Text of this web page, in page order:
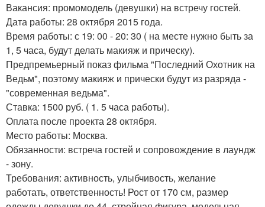
Вакансия: промомодель (девушки) на встречу гостей.
Дата работы: 28 октября 2015 года.
Время работы: с 19: 00 - 20: 30 ( на месте нужно быть за
1, 5 часа, будут делать макияж и прическу).
Предпремьерный показ фильма "Последний Охотник на
Ведьм", поэтому макияж и прически будут из разряда -
"современная ведьма".
Ставка: 1500 руб. ( 1. 5 часа работы).
Оплата после проекта 28 октября.
Место работы: Москва.
Обязанности: встреча гостей и сопровождение в лаундж
- зону.
Требования: активность, улыбчивость, желание
работать, ответственность! Рост от 170 см, размер